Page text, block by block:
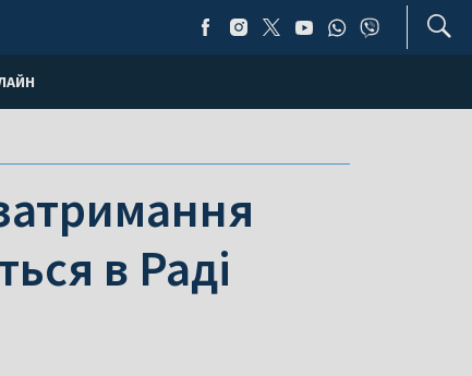
в Раді